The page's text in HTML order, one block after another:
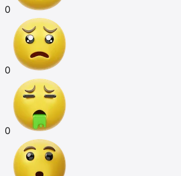
0
0
0